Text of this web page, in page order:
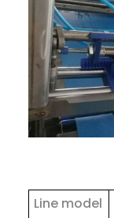
Line model